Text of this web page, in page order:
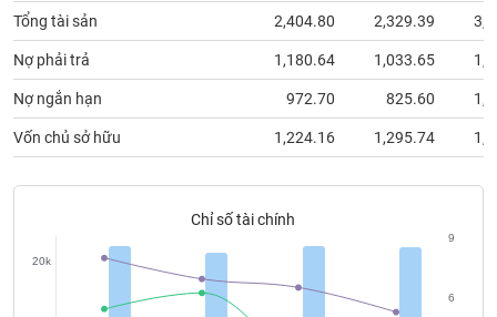
Tổng tài sản 2,404.80 2,329.39
Nợ phải trả 1,180.64 1,033.65
Nợ ngắn hạn 972.70 825.60
Vốn chủ sở hữu 1,224.16 1,295.74
Chỉ số tài chính
20k
6
9
Truyền
thông
tài
chính
Dữ